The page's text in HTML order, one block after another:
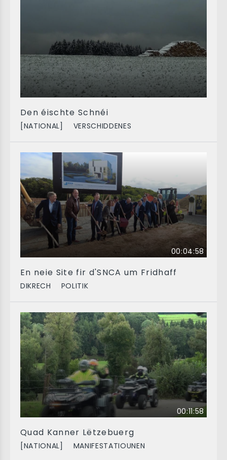
Den éischte Schnéi
[NATIONAL] VERSCHIDDENES
00:04:58
En neie Site fir d'SNCA um Fridhaff
DIKRECH POLITIK
00:11:58
Quad Kanner Lëtzebuerg
[NATIONAL] MANIFESTATIOUNEN